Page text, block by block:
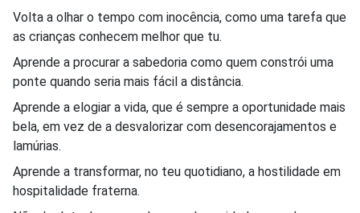
Volta a olhar o tempo com inocência, como uma tarefa que
as crianças conhecem melhor que tu.
Aprende a procurar a sabedoria como quem constrói uma
ponte quando seria mais fácil a distância.
Aprende a elogiar a vida, que é sempre a oportunidade mais
bela, em vez de a desvalorizar com desencorajamentos e
lamúrias.
Aprende a transformar, no teu quotidiano, a hostilidade em
hospitalidade fraterna.